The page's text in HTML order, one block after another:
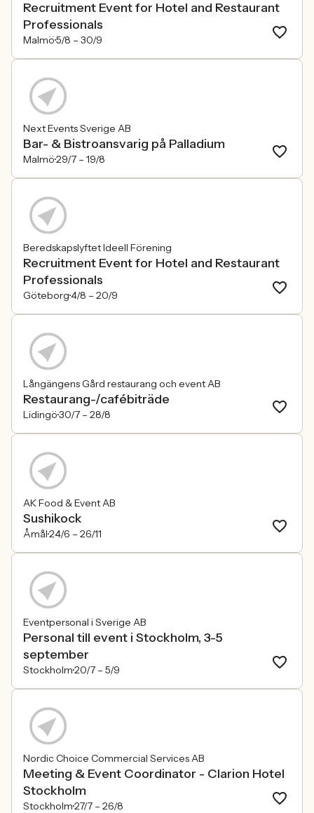
Recruitment Event for Hotel and Restaurant
Professionals
Malmö5/8 – 30/9
Next Events Sverige AB
Bar- & Bistroansvarig på Palladium
Malmö29/7 – 19/8
Beredskapslyftet Ideell Förening
Recruitment Event for Hotel and Restaurant
Professionals
Göteborg4/8 – 20/9
Långängens Gård restaurang och event AB
Restaurang-/cafébiträde
Lidingö30/7 – 28/8
AK Food & Event AB
Sushikock
Åmål24/6 – 26/11
Eventpersonal i Sverige AB
Personal till event i Stockholm, 3-5
september
Stockholm20/7 – 5/9
Nordic Choice Commercial Services AB
Meeting & Event Coordinator - Clarion Hotel
Stockholm
Stockholm27/7 – 26/8